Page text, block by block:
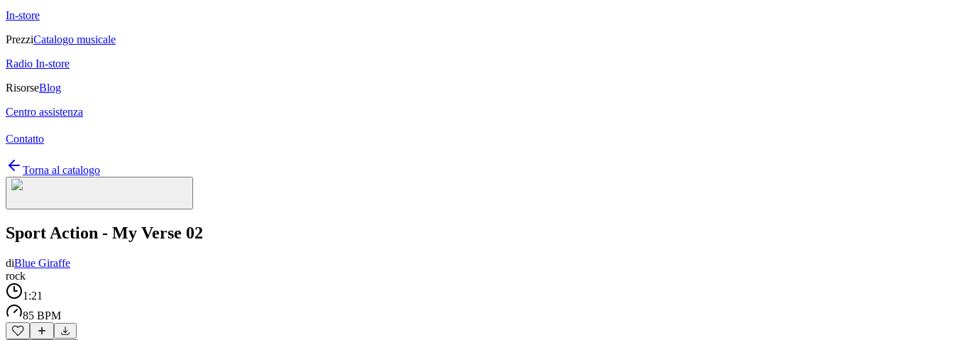
In-store
PrezziCatalogo musicale
Radio In-store
RisorseBlog
Centro assistenza
Contatto
Torna al catalogo
Sport Action - My Verse 02
diBlue Giraffe
rock
1:21
85 BPM